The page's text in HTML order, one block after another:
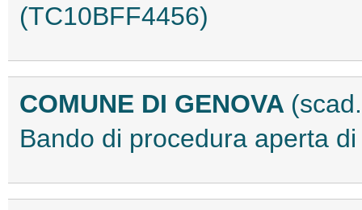
(TC10BFF4456)
COMUNE DI GENOVA
Bando di procedura aperta